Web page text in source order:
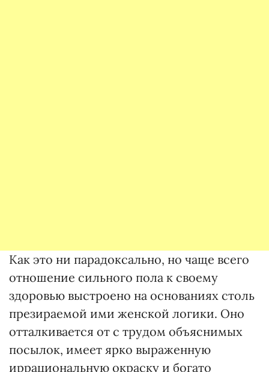
Как это ни парадоксально, но чаще всего
отношение сильного пола к своему
здоровью выстроено на основаниях столь
презираемой ими женской логики. Оно
отталкивается от с трудом объяснимых
посылок, имеет ярко выраженную
иррациональную окраску и богато